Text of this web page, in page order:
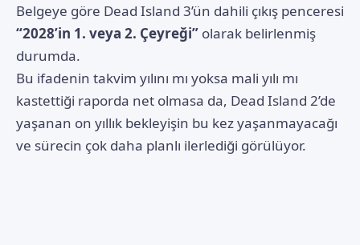
Belgeye göre Dead Island 3’ün dahili çıkış penceresi
“2028’in 1. veya 2. Çeyreği” olarak belirlenmiş
durumda.
Bu ifadenin takvim yılını mı yoksa mali yılı mı
kastettiği raporda net olmasa da, Dead Island 2’de
yaşanan on yıllık bekleyişin bu kez yaşanmayacağı
ve sürecin çok daha planlı ilerlediği görülüyor.